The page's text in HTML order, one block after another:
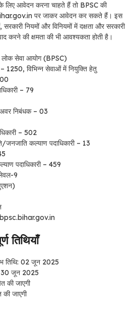
लिए आवेदन करना चाहते हैं तो BPSC की
पर जाकर आवेदन कर सकते हैं। इस
नियमों और विनियमों में दक्षता और सरकारी
करने की क्षमता की भी आवश्यकता होती है।
लोक सेवा आयोग (BPSC)
1250, विभिन्न सेवाओं में नियुक्ति हेतु
– 79
निबंधक – 03
– 502
कल्याण पदाधिकारी – 13
पदाधिकारी – 459
9
bpsc.bihar.gov.in
तिथियाँ
तिथि: 02 जून 2025
30 जून 2025
की जाएगी
की जाएगी